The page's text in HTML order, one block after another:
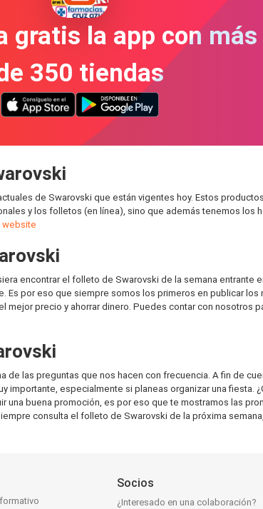
gratis la app con más
350 tiendas
de Swarovski que están vigentes hoy. Estos
y los folletos (en línea), sino que además tenemos los
website
encontrar el folleto de Swarovski de la semana
Es por eso que siempre somos los primeros en publicar
mejor precio y ahorrar dinero. Puedes contar con
de las preguntas que nos hacen con frecuencia. A fin de
importante, especialmente si planeas organizar una
buena promoción, es por eso que te mostramos las
consulta el folleto de Swarovski de la próxima
Socios
¿Interesado en una colaboración?